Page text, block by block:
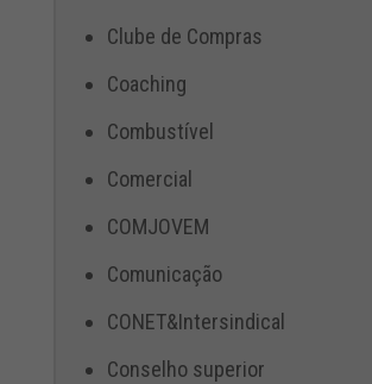
Clube de Compras
Coaching
Combustível
Comercial
COMJOVEM
Comunicação
CONET&Intersindical
Conselho superior